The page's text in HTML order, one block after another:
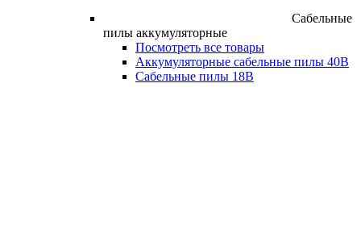
Сабельные
пилы аккумуляторные
Посмотреть все товары
Аккумуляторные сабельные пилы 40В
Сабельные пилы 18В